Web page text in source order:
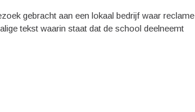
gebracht aan een lokaal bedrijf waar reclame
tekst waarin staat dat de school deelneemt